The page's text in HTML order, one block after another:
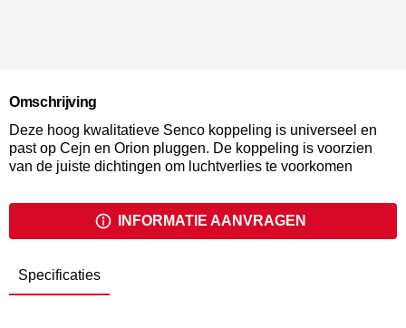
Omschrijving
Deze hoog kwalitatieve Senco koppeling is universeel en
past op Cejn en Orion pluggen. De koppeling is voorzien
van de juiste dichtingen om luchtverlies te voorkomen
INFORMATIE AANVRAGEN
Specificaties